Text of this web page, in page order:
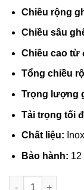
Chiều rộng
Chiều sâu
Chiều cao từ
Tổng chiều
Trọng lượng
Tải trọng tối
Chất liệu:
Bảo hành: 12
Ghế bô tắm, vệ